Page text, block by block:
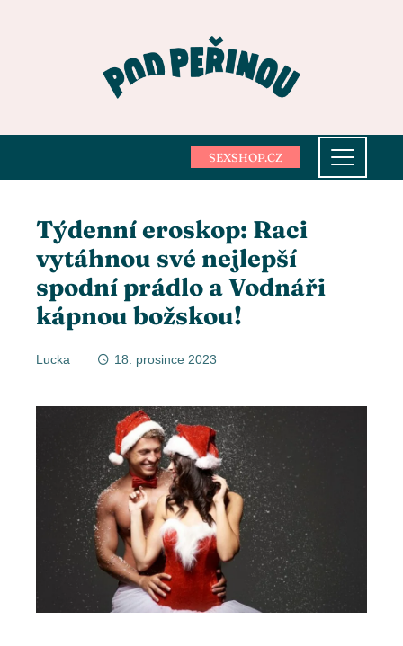
SEXSHOP.CZ
Týdenní eroskop: Raci
vytáhnou své nejlepší
spodní prádlo a Vodnáři
kápnou božskou!
Lucka 18. prosince 2023